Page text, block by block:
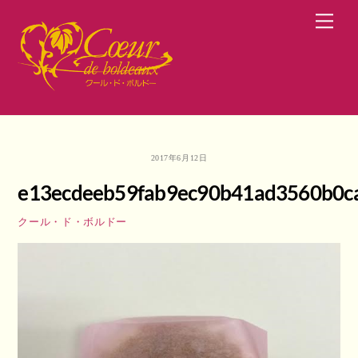
content
2017年6月12日
クール・ド・ボルドー